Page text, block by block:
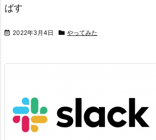
ばす
2022年3月4日 やってみた